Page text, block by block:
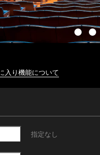
入り機能について
指定なし